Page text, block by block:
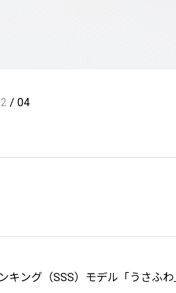
/ 04
ング（SSS）モデル「うさふ